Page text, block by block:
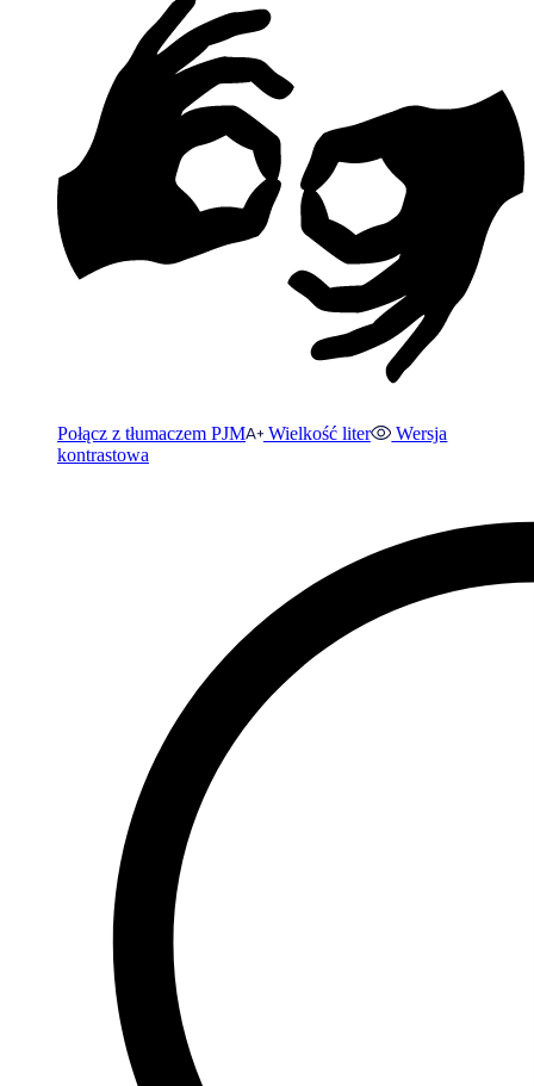
Połącz z tłumaczem PJM Wielkość liter
Wersja
kontrastowa